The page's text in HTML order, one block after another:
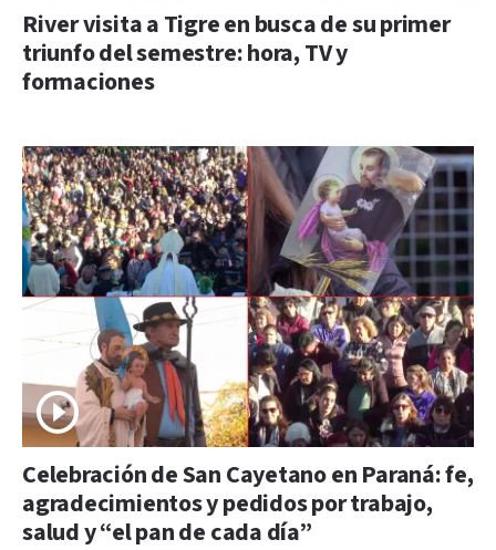
River visita a Tigre en busca de su primer
triunfo del semestre: hora, TV y
formaciones
Celebración de San Cayetano en Paraná: fe,
agradecimientos y pedidos por trabajo,
salud y “el pan de cada día”